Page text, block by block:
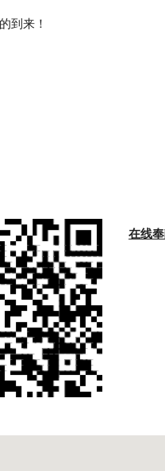
的到来！
在线